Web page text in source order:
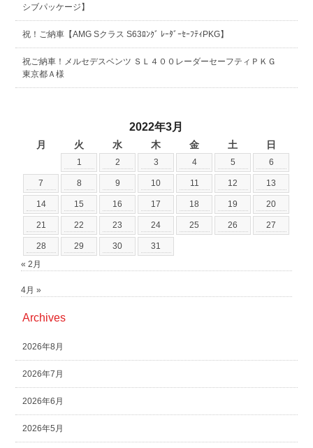
シブパッケージ】
祝！ご納車【AMG Sクラス S63ﾛﾝｸﾞ ﾚｰﾀﾞｰｾｰﾌﾃｨPKG】
祝ご納車！メルセデスベンツ ＳＬ４００レーダーセーフティＰＫＧ
東京都Ａ様
2022年3月
月 火 水 木 金 土 日
1 2 3 4 5 6
7 8 9 10 11 12 13
14 15 16 17 18 19 20
21 22 23 24 25 26 27
28 29 30
31
« 2月
4月 »
Archives
2026年8月
2026年7月
2026年6月
2026年5月